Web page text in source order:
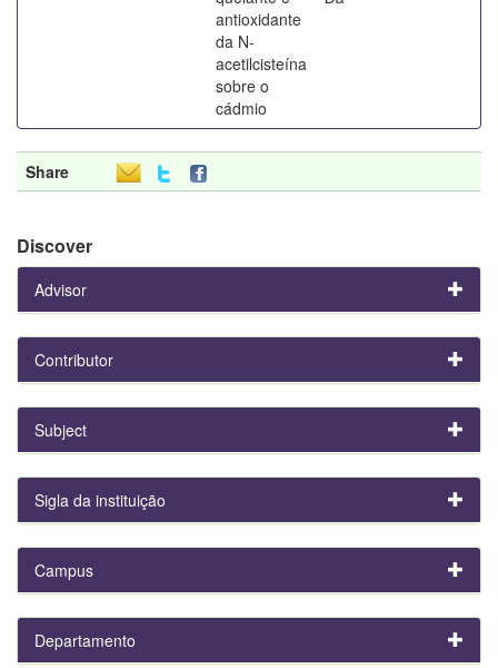
antioxidante
da N-
acetilcisteína
sobre o
cádmio
Share
Discover
Advisor
Contributor
Subject
Sigla da instituição
Campus
Departamento